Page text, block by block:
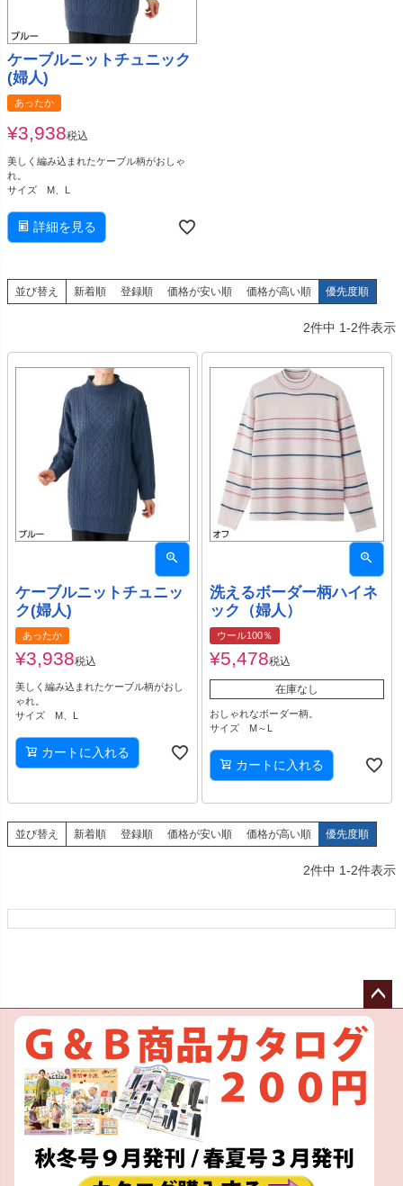
ケーブルニットチュニック
(婦人)
あったか
¥3,938税込
美しく編み込まれたケーブル柄がおしゃ
れ。
サイズ M、L
詳細を見る
並び替え 新着順 登録順 価格が安い順 価格が高い順 優先度順
2件中 1-2件表示
ケーブルニットチュニッ
ク(婦人)
あったか
¥3,938税込
美しく編み込まれたケーブル柄がおし
ゃれ。
サイズ M、L
カートに入れる
洗えるボーダー柄ハイネ
ック（婦人）
ウール100％
¥5,478税込
在庫なし
おしゃれなボーダー柄。
サイズ M～L
カートに入れる
並び替え 新着順 登録順 価格が安い順 価格が高い順 優先度順
2件中 1-2件表示
ペー
ジト
へ